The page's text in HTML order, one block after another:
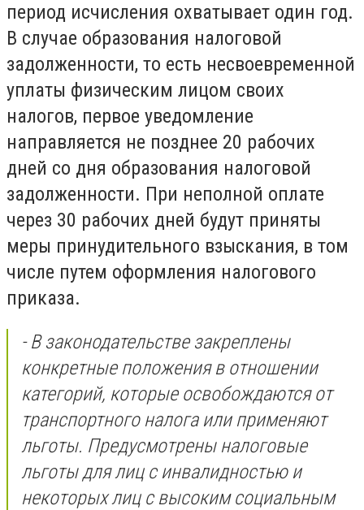
период исчисления охватывает один год.
В случае образования налоговой
задолженности, то есть несвоевременной
уплаты физическим лицом своих
налогов, первое уведомление
направляется не позднее 20 рабочих
дней со дня образования налоговой
задолженности. При неполной оплате
через 30 рабочих дней будут приняты
меры принудительного взыскания, в том
числе путем оформления налогового
приказа.
- В законодательстве закреплены
конкретные положения в отношении
категорий, которые освобождаются от
транспортного налога или применяют
льготы. Предусмотрены налоговые
льготы для лиц с инвалидностью и
некоторых лиц с высоким социальным